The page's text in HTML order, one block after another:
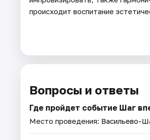
происходит воспитание
Вопросы и ответы
Где пройдет событие Шаг
Место проведения: Васильево-